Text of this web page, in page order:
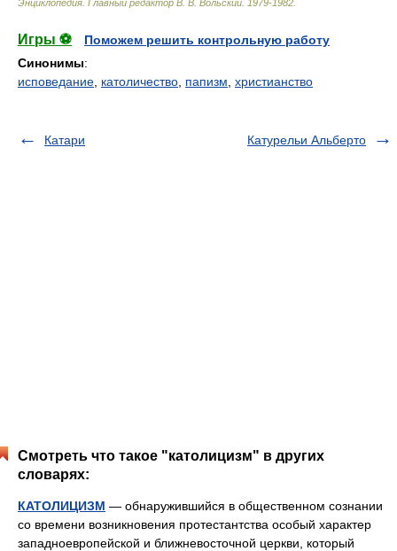
Энциклопедия Главный редактор В. В. Вольский 1979-1982
Игры ⚽
Поможем решить контрольную работу
Синонимы:
исповедание католичество папизм христианство
Катари Катурельи Альберто
Смотреть что такое "католицизм" в других
словарях:
КАТОЛИЦИЗМ — обнаружившийся в общественном сознании
со времени возникновения протестантства особый характер
западноевропейской и ближневосточной церкви, который